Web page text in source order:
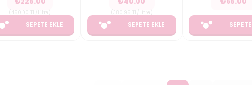
SEPETE EKLE SEPETE EKLE